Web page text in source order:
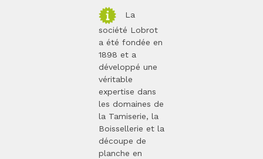
La
société Lobrot
a été fondée en
1898 et a
développé une
véritable
expertise dans
les domaines de
la Tamiserie, la
Boissellerie et la
découpe de
planche en